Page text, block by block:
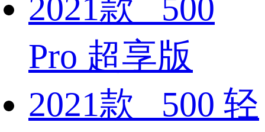
2021款 500
Pro 超享版
2021款 500 轻